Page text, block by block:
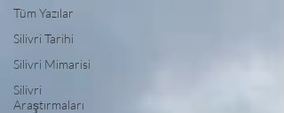
Tüm Yazılar
Silivri Tarihi
Silivri Mimarisi
Silivri
Araştırmaları